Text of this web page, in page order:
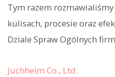
Tym razem rozmawialiśmy
kulisach, procesie oraz
Dziale Spraw Ogólnych
Juchheim Co., Ltd.